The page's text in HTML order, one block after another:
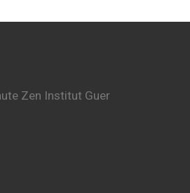
Zen Institut Guer